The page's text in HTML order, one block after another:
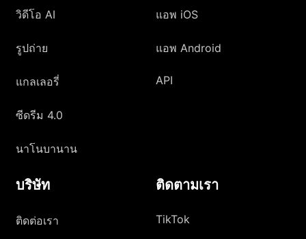
วิดีโอ AI
รูปถ่าย
แกลเลอรี่
ซีดรีม 4.0
นาโนบานาน
แอพ iOS
แอพ Android
API
บริษัท
ติดต่อเรา
ติดตามเรา
TikTok